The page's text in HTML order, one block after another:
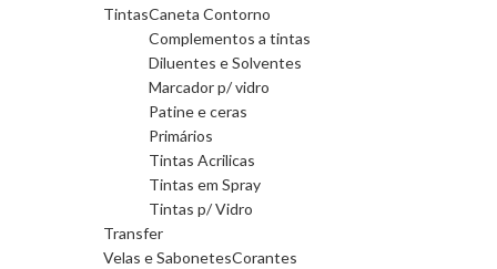
TintasCaneta Contorno
Complementos a tintas
Diluentes e Solventes
Marcador p/ vidro
Patine e ceras
Primários
Tintas Acrilicas
Tintas em Spray
Tintas p/ Vidro
Transfer
Velas e SabonetesCorantes